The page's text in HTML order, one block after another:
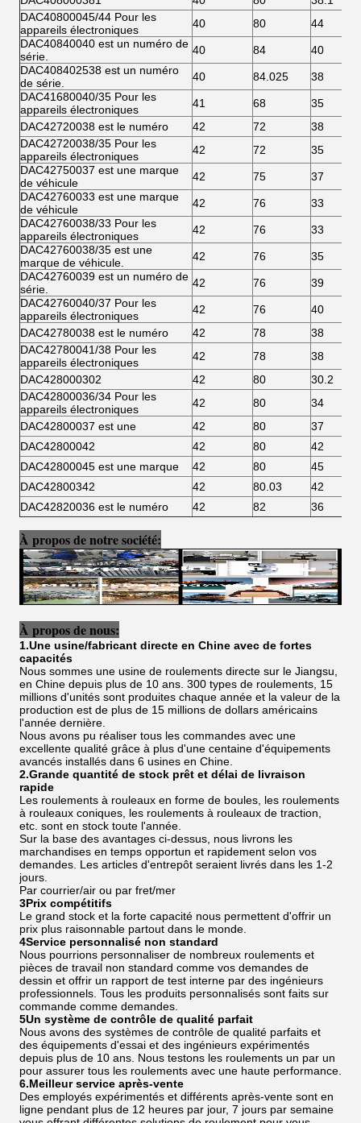
DAC40800045/44 Pour les
appareils électroniques
40 80
44
DAC40840040 est un numéro de
série.
40 84
40
DAC408402538 est un numéro
de série.
40 84.025
38
DAC41680040/35 Pour les
appareils électroniques
41 68
35
DAC42720038 est le numéro
42 72
38
DAC42720038/35 Pour les
appareils électroniques
42 72
35
DAC42750037 est une marque
de véhicule
42 75
37
DAC42760033 est une marque
de véhicule
42 76
33
DAC42760038/33 Pour les
appareils électroniques
42 76
33
DAC42760038/35 est une
marque de véhicule.
42 76
35
DAC42760039 est un numéro de
série.
42 76
39
DAC42760040/37 Pour les
appareils électroniques
42 76
40
DAC42780038 est le numéro
42 78
38
DAC42780041/38 Pour les
appareils électroniques
42 78
38
DAC428000302
42 80
30.2
DAC42800036/34 Pour les
appareils électroniques
42 80
34
DAC42800037 est une
42 80
37
DAC42800042
42 80
42
DAC42800045 est une marque
42 80
45
DAC42800342
42 80.03
42
DAC42820036 est le numéro
42 82 36
À propos de notre société:
À propos de nous:
1.Une usine/fabricant directe en Chine avec de fortes
capacités
Nous sommes une usine de roulements directe sur le Jiangsu,
en Chine depuis plus de 10 ans. 300 types de roulements, 15
millions d'unités sont produites chaque année et la valeur de la
production est de plus de 15 millions de dollars américains
l'année dernière.
Nous avons pu réaliser tous les commandes avec une
excellente qualité grâce à plus d'une centaine d'équipements
avancés installés dans 6 usines en Chine.
2.Grande quantité de stock prêt et délai de livraison
rapide
Les roulements à rouleaux en forme de boules, les roulements
à rouleaux coniques, les roulements à rouleaux de traction,
etc. sont en stock toute l'année.
Sur la base des avantages ci-dessus, nous livrons les
marchandises en temps opportun et rapidement selon vos
demandes. Les articles d'entrepôt seraient livrés dans les 1-2
jours.
Par courrier/air ou par fret/mer
3Prix compétitifs
Le grand stock et la forte capacité nous permettent d'offrir un
prix plus raisonnable partout dans le monde.
4Service personnalisé non standard
Nous pourrions personnaliser de nombreux roulements et
pièces de travail non standard comme vos demandes de
dessin et offrir un rapport de test interne par des ingénieurs
professionnels. Tous les produits personnalisés sont faits sur
commande comme demandes.
5Un système de contrôle de qualité parfait
Nous avons des systèmes de contrôle de qualité parfaits et
des équipements d'essai et des ingénieurs expérimentés
depuis plus de 10 ans. Nous testons les roulements un par un
pour assurer tous les roulements avec une haute performance.
6.Meilleur service après-vente
Des employés expérimentés et différents après-vente sont en
ligne pendant plus de 12 heures par jour, 7 jours par semaine